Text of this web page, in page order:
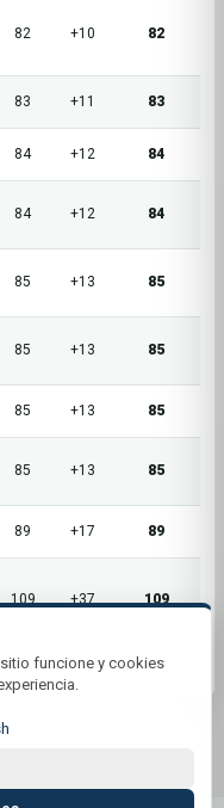
82 +10 82
83 +11 83
84 +12 84
84 +12 84
85 +13 85
85 +13 85
85 +13 85
85 +13 85
89 +17 89
109 +37 109
by Plus+Golf
Plus+Golf
funcione y cookies